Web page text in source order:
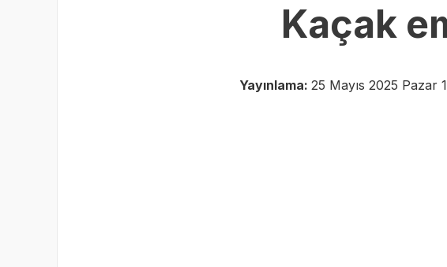
Kaçak
Yayınlama: 25 Mayıs 2025 Pazar